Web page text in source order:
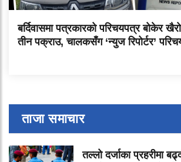
बर्दिवासमा पत्रकारको परिचयपत्र बोकेर
तीन पक्राउ, चालकसँग ‘न्युज रिपोर्टर’
ताजा समाचार
तल्लो दर्जाका प्रहरीमा